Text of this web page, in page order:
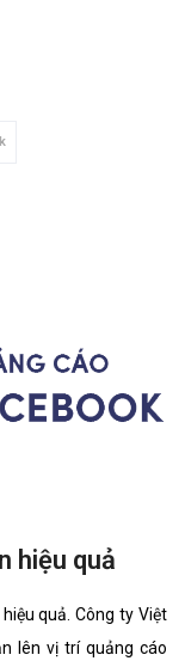
hiệu quả
quả. Công ty Việt
lên vị trí quảng cáo